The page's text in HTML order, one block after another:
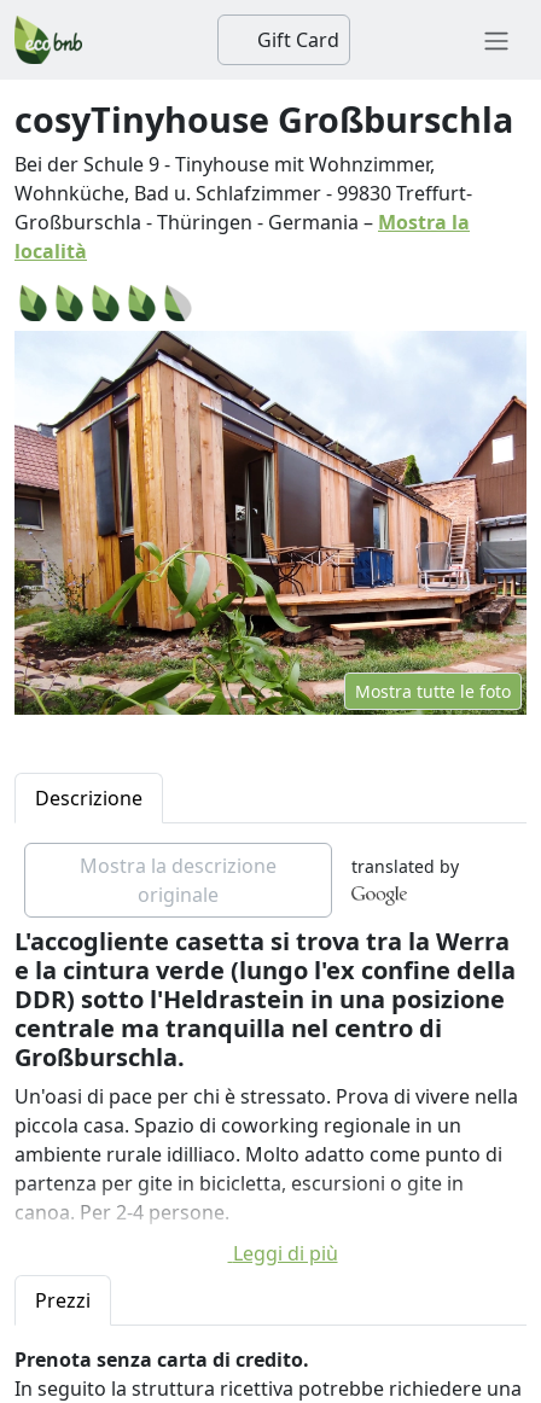
Gift Card
cosyTinyhouse Großburschla
Bei der Schule 9 - Tinyhouse mit Wohnzimmer,
Wohnküche, Bad u. Schlafzimmer-99830Treffurt-
Großburschla -Thüringen - Germania – Mostra la
località
Mostra tutte le foto
Descrizione
Mostra la descrizione
originale
translated by
L'accogliente casetta si trova tra la Werra
e la cintura verde (lungo l'ex confine della
DDR) sotto l'Heldrastein in una posizione
centrale ma tranquilla nel centro di
Großburschla.
Un'oasi di pace per chi è stressato. Prova di vivere nella
piccola casa. Spazio di coworking regionale in un
ambiente rurale idilliaco. Molto adatto come punto di
partenza per gite in bicicletta, escursioni o gite in
canoa. Per 2-4 persone.
La casa è costruita interamente con materiali ecologici,
parquet in rovere, coibentata ad alta efficienza, e
dispone di un sistema di trattamento naturale delle
acque reflue con impianto di depurazione a canne.
L'acqua piovana viene raccolta in una cisterna di 5 mq.
Leggi di più
Prezzi
Prenota senza carta di credito.
In seguito la struttura ricettiva potrebbe richiedere una